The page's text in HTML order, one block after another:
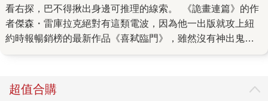
看右探，巴不得揪出身邊可推理的線索。 《詭畫連篇》的作
者傑森・雷庫拉克絕對有這類電波，因為他一出版就攻上紐
約時報暢銷榜的最新作品《喜弒臨門》，雖然沒有神出鬼沒
遭遇連串衝擊，讓讀者飽享「找找哪裡很奇怪」的樂趣。 故
事從三年不聯繫的愛女，捎來大婚消息揭開序幕。孤單獨居
超值合購